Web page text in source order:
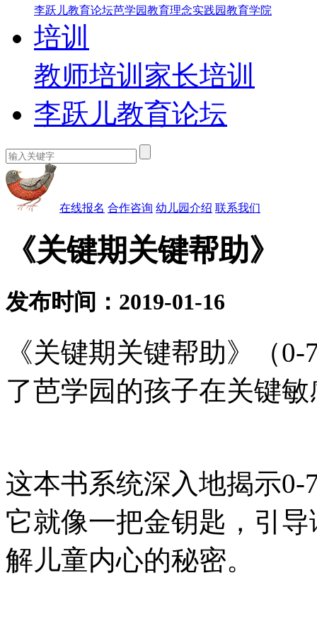
李跃儿教育论坛芭学园教育理念实践园教育学院
培训
教师培训 家长培训
李跃儿教育论坛
在线报名 合作咨询 幼儿园介绍 联系我们
《关键期关键帮助》
发布时间：2019-01-16
《关键期关键帮助》（
了芭学园的孩子在关键
这本书系统深入地揭示
它就像一把金钥匙，引
解儿童内心的秘密。